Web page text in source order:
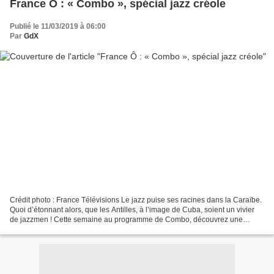
France Ô : « Combo », spécial jazz créole
Publié le 11/03/2019 à 06:00
Par GdX
Crédit photo : France Télévisions Le jazz puise ses racines dans la Caraïbe.
Quoi d’étonnant alors, que les Antilles, à l’image de Cuba, soient un vivier
de jazzmen ! Cette semaine au programme de Combo, découvrez une